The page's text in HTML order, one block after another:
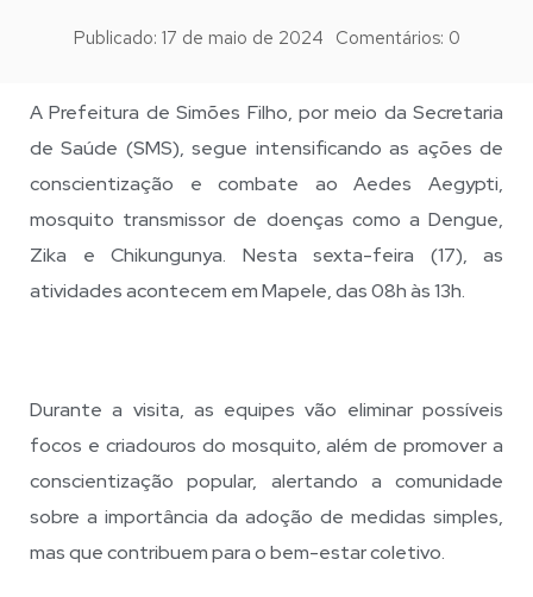
Publicado: 17 de maio de 2024 Comentários: 0
A Prefeitura de Simões Filho, por meio da Secretaria
de Saúde (SMS), segue intensificando as ações de
conscientização e combate ao Aedes Aegypti,
mosquito transmissor de doenças como a Dengue,
Zika e Chikungunya. Nesta sexta-feira (17), as
atividades acontecem em Mapele, das 08h às 13h.
Durante a visita, as equipes vão eliminar possíveis
focos e criadouros do mosquito, além de promover a
conscientização popular, alertando a comunidade
sobre a importância da adoção de medidas simples,
mas que contribuem para o bem-estar coletivo.